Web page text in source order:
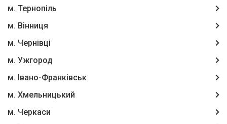
м. Тернопіль
м. Вінниця
м. Чернівці
м. Ужгород
м. Івано-Франківськ
м. Хмельницький
м. Черкаси